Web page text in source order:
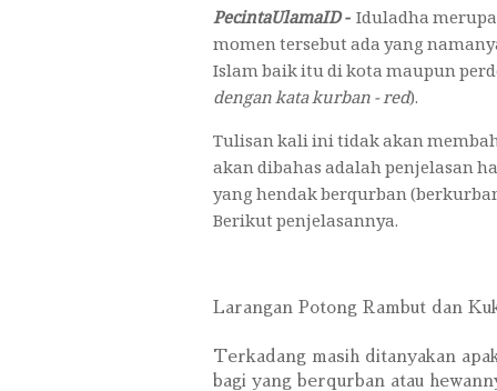
PecintaUlamaID -Iduladha
momen tersebut ada yang
Islam baik itu di kota maupun
dengan kata kurban - red).
Tulisan kali ini tidak akan
akan dibahas adalah penjelasan
yang hendak berqurban
Berikut penjelasannya.
Larangan Potong Rambut dan
Terkadang masih ditanyakan
bagi yang berqurban atau